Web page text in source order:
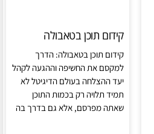
קידום תוכן בטאבולה
קידום תוכן בטאבולה: הדרך
למקסם את החשיפה וההגעה לקהל
יעד ההצלחה בעולם הדיגיטל לא
תמיד תלויה רק בכמות התוכן
שאתה מפרסם, אלא גם בדרך בה